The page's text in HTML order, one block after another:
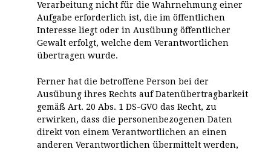
Verarbeitung nicht für die Wahrnehmung einer
Aufgabe erforderlich ist, die im öffentlichen
Interesse liegt oder in Ausübung öffentlicher
Gewalt erfolgt, welche dem Verantwortlichen
übertragen wurde.
Ferner hat die betroffene Person bei der
Ausübung ihres Rechts auf Datenübertragbarkeit
gemäß Art. 20 Abs. 1 DS-GVO das Recht, zu
erwirken, dass die personenbezogenen Daten
direkt von einem Verantwortlichen an einen
anderen Verantwortlichen übermittelt werden,